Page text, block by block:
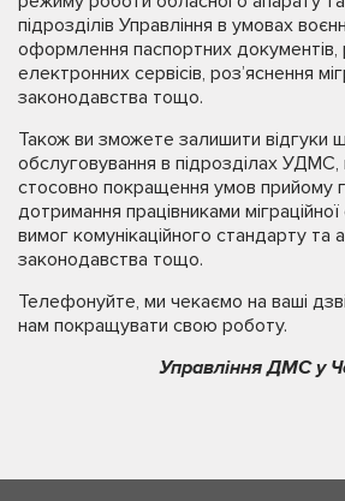
підрозділів Управління в умовах
оформлення паспортних документів,
електронних сервісів, роз’яснення
законодавства тощо.
Також ви зможете залишити відгуки
обслуговування в підрозділах УДМС,
стосовно покращення умов прийому
дотримання працівниками
вимог комунікаційного стандарту та
законодавства тощо.
Телефонуйте, ми чекаємо на ваші
нам покращувати свою роботу.
Управління ДМС у